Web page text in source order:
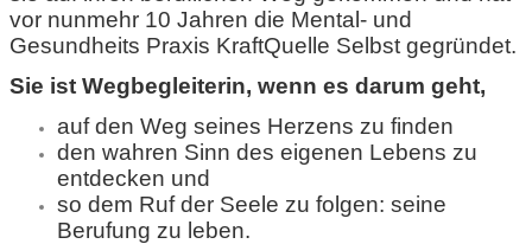
vor nunmehr 10 Jahren die Mental- und
Gesundheits Praxis KraftQuelle Selbst gegründet.
Sie ist Wegbegleiterin, wenn es darum geht,
auf den Weg seines Herzens zu finden
den wahren Sinn des eigenen Lebens zu
entdecken und
so dem Ruf der Seele zu folgen: seine
Berufung zu leben.